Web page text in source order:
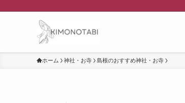
ホーム 神社・お寺 島根のおすすめ神社・お寺